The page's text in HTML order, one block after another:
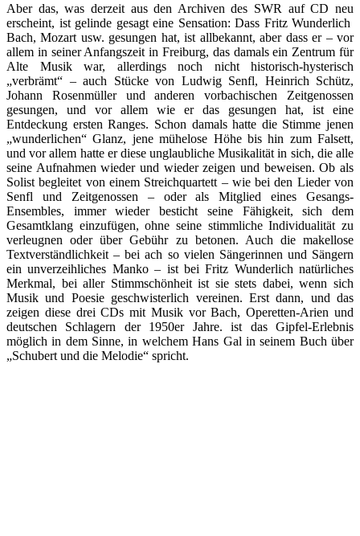
Aber das, was derzeit aus den Archiven des SWR auf CD neu
erscheint, ist gelinde gesagt eine Sensation: Dass Fritz Wunderlich
Bach, Mozart usw. gesungen hat, ist allbekannt, aber dass er – vor
allem in seiner Anfangszeit in Freiburg, das damals ein Zentrum für
Alte Musik war, allerdings noch nicht historisch-hysterisch
„verbrämt“ – auch Stücke von Ludwig Senfl, Heinrich Schütz,
Johann Rosenmüller und anderen vorbachischen Zeitgenossen
gesungen, und vor allem wie er das gesungen hat, ist eine
Entdeckung ersten Ranges. Schon damals hatte die Stimme jenen
„wunderlichen“ Glanz, jene mühelose Höhe bis hin zum Falsett,
und vor allem hatte er diese unglaubliche Musikalität in sich, die alle
seine Aufnahmen wieder und wieder zeigen und beweisen. Ob als
Solist begleitet von einem Streichquartett – wie bei den Lieder von
Senfl und Zeitgenossen – oder als Mitglied eines Gesangs-
Ensembles, immer wieder besticht seine Fähigkeit, sich dem
Gesamtklang einzufügen, ohne seine stimmliche Individualität zu
verleugnen oder über Gebühr zu betonen. Auch die makellose
Textverständlichkeit – bei ach so vielen Sängerinnen und Sängern
ein unverzeihliches Manko – ist bei Fritz Wunderlich natürliches
Merkmal, bei aller Stimmschönheit ist sie stets dabei, wenn sich
Musik und Poesie geschwisterlich vereinen. Erst dann, und das
zeigen diese drei CDs mit Musik vor Bach, Operetten-Arien und
deutschen Schlagern der 1950er Jahre. ist das Gipfel-Erlebnis
möglich in dem Sinne, in welchem Hans Gal in seinem Buch über
„Schubert und die Melodie“ spricht.